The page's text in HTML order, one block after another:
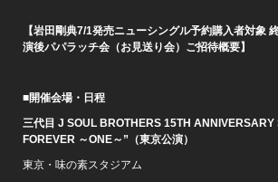
【岩田剛典7/1発売ニューシングル予約購入者対象
演後パパラッチ会（お見送り会）ご招待概要】
■開催会場・日程
三代目 J SOUL BROTHERS 15TH ANNIVERSARY
FOREVER ～ONE～”（東京公演）
東京・味の素スタジアム